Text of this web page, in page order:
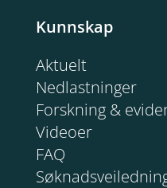
Kunnskap
Aktuelt
Nedlastninger
Forskning &
Videoer
FAQ